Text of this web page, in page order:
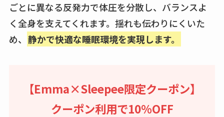
ごとに異なる反発力で体圧を分散し、バランスよ
く全身を支えてくれます。揺れも伝わりにくいた
め、 静かで快適な睡眠環境を実現します。
【Emma×Sleepee限定クーポン】
クーポン利用で10％OFF